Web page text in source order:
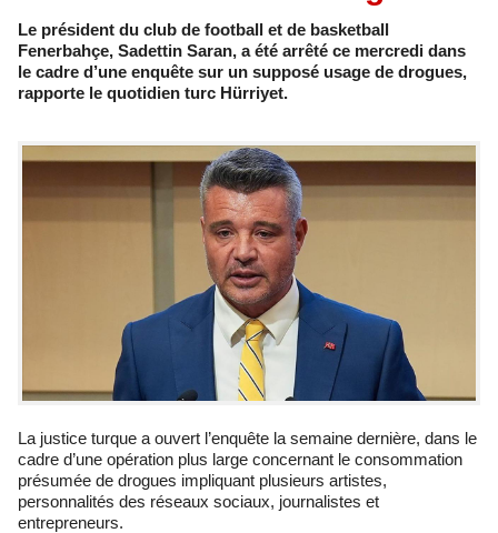
Le président du club de football et de basketball
Fenerbahçe, Sadettin Saran, a été arrêté ce mercredi dans
le cadre d’une enquête sur un supposé usage de drogues,
rapporte le quotidien turc Hürriyet.
La justice turque a ouvert l’enquête la semaine dernière, dans le
cadre d’une opération plus large concernant le consommation
présumée de drogues impliquant plusieurs artistes,
personnalités des réseaux sociaux, journalistes et
entrepreneurs.